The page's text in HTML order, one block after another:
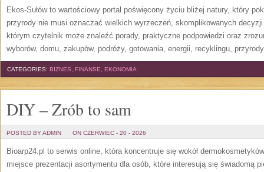
Ekos-Sułów to wartościowy portal poświęcony życiu bliżej natury, który
przyrody nie musi oznaczać wielkich wyrzeczeń, skomplikowanych
którym czytelnik może znaleźć porady, praktyczne podpowiedzi oraz
wyborów, domu, zakupów, podróży, gotowania, energii, recyklingu,
CATEGORIES: BIZNES, FINANSE, EKONOMIA
DIY – Zrób to sam
POSTED BY ADMIN ON CZERWIEC - 20 - 2026
Bioarp24.pl to serwis online, która koncentruje się wokół
miejsce prezentacji asortymentu dla osób, które interesują się świadomą